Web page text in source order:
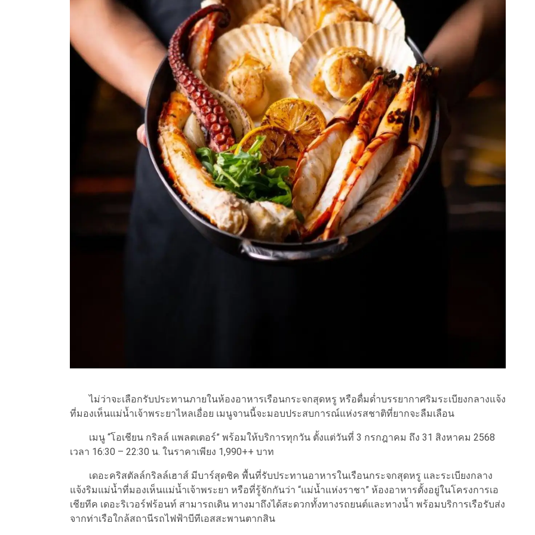
ไม่ว่าจะเลือกรับประทานภายในห้องอาหารเรือนกระจกสุดหรู หรือดื่มด่ำบรรยากาศริมระเบียงกลางแจ้ง
ที่มองเห็นแม่น้ำเจ้าพระยาไหลเอื่อย เมนูจานนี้จะมอบประสบการณ์แห่งรสชาติที่ยากจะลืมเลือน
เมนู “โอเชียน กริลล์ แพลตเตอร์” พร้อมให้บริการทุกวัน ตั้งแต่วันที่ 3 กรกฎาคม ถึง 31 สิงหาคม 2568
เวลา 16:30 – 22:30 น. ในราคาเพียง 1,990++ บาท
เดอะคริสตัลล์กริลล์เฮาส์ มีบาร์สุดชิค พื้นที่รับประทานอาหารในเรือนกระจกสุดหรู และระเบียงกลาง
แจ้งริมแม่น้ำที่มองเห็นแม่น้ำเจ้าพระยา หรือที่รู้จักกันว่า “แม่น้ำแห่งราชา” ห้องอาหารตั้งอยู่ในโครงการเอ
เชียทีค เดอะริเวอร์ฟร้อนท์ สามารถเดิน ทางมาถึงได้สะดวกทั้งทางรถยนต์และทางน้ำ พร้อมบริการเรือรับส่ง
จากท่าเรือใกล้สถานีรถไฟฟ้าบีทีเอสสะพานตากสิน